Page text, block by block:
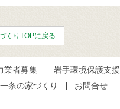
くりTOPに戻る
業者募集 岩手環境保護支援
一条の家づくり お問合せ